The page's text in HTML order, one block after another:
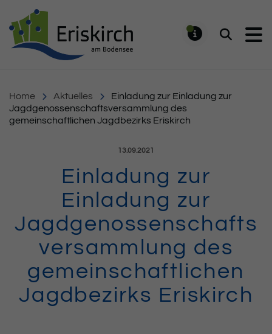
Suchen
Home Aktuelles
Einladung zur Einladung zur
Jagdgenossenschaftsversammlung des
gemeinschaftlichen Jagdbezirks Eriskirch
Veröffentlicht am:
13.09.2021
Einladung zur
Einladung zur
Jagdgenossenschafts
versammlung des
gemeinschaftlichen
Jagdbezirks Eriskirch